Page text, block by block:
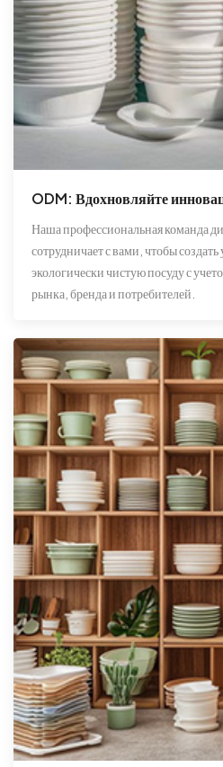
ODM: Вдохновляйте
Наша профессиональная команда
сотрудничает с вами, чтобы
экологически чистую посуду с
рынка, бренда и потребителей.